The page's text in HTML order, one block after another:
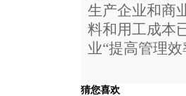
生产企业和商
料和用工成本
业“提高管理
猜您喜欢